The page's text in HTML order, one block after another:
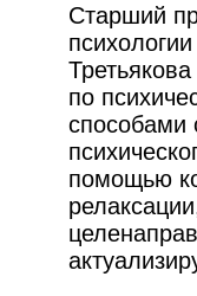
Старший
по
способами
помощью